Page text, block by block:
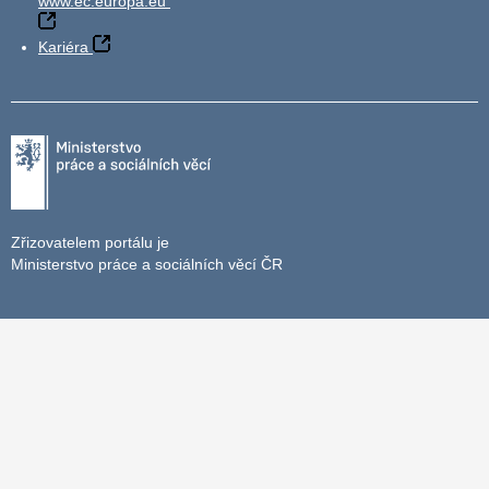
Kariéra
Zřizovatelem portálu je
Ministerstvo práce a sociálních věcí ČR